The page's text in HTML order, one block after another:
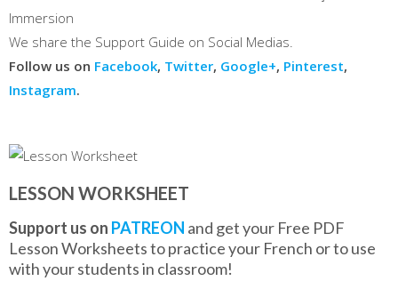
We share the Support Guide on Social Medias.
Follow us on Facebook, Twitter, Google+, Pinterest,
Instagram.
LESSON WORKSHEET
Support us on PATREON and get your Free PDF
Lesson Worksheets to practice your French or to use
with your students in classroom!